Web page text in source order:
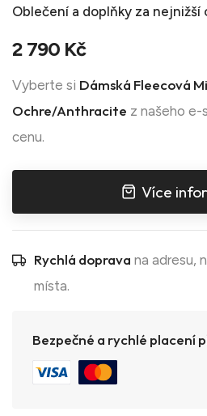
Oblečení a doplňky za nejnižší
2 790 Kč
Vyberte si Dámská Fleecová
Ochre/Anthracite z našeho
cenu.
Více
Rychlá doprava na adresu,
místa.
Bezpečné a rychlé placení